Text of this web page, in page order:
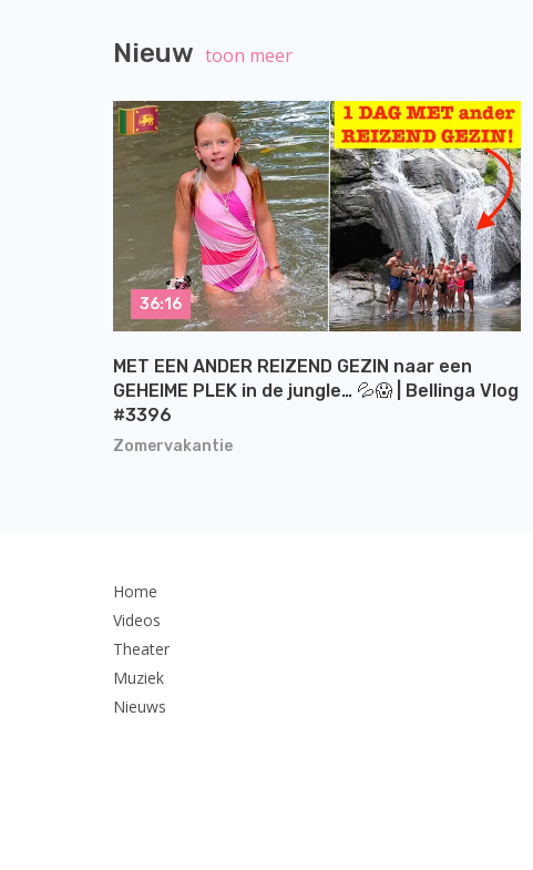
Nieuw toon meer
Zomervakantie
MET EEN ANDER REIZEND GEZIN naar een
GEHEIME PLEK in de jungle… 💦😱 | Bellinga Vlog
#3396
36:16
Home
Videos
Theater
Muziek
Nieuws